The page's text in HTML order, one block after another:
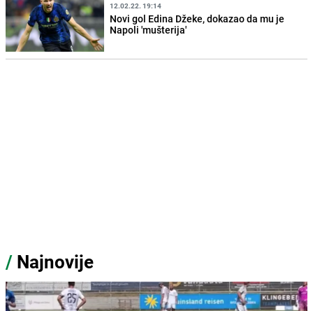
12.02.22. 19:14
Novi gol Edina Džeke, dokazao da mu je
Napoli 'mušterija'
/ Najnovije